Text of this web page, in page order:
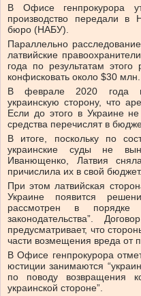
В Офисе генпрокурора
производство передали в
бюро (НАБУ).
Параллельно
латвийские
года по результатам
конфисковать около $30 млн.
В феврале 2020 года
украинскую сторону, что
Если до этого в Украине
средства перечислят в
В итоге, поскольку по
украинские суды не
Иванющенко, Латвия
причислила их в свой бюджет.
При этом латвийская
Украине появится
рассмотрен в порядке
законодательства”.
предусматривает, что
части возмещения вреда от
В Офисе генпрокурора
юстиции занимаются
по поводу возвращения
украинской стороне”.